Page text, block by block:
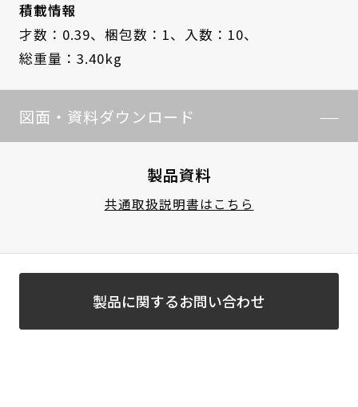
積載情報
才数：0.39、 梱包数：1、 入数：10、
総重量：3.40kg
図面・資料ダウンロード
製品資料
共通取扱説明書はこちら
製品に関するお問い合わせ